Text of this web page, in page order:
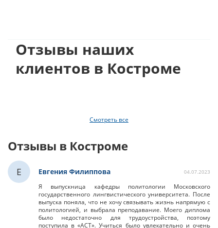
Отзывы наших
клиентов в Костроме
Смотреть все
Отзывы в Костроме
Е Евгения Филиппова 04.07.2023
Я выпускница кафедры политологии Московского
государственного лингвистического университета. После
выпуска поняла, что не хочу связывать жизнь напрямую с
политологией, и выбрала преподавание. Моего диплома
было недостаточно для трудоустройства, поэтому
поступила в «АСТ». Учиться было увлекательно и очень